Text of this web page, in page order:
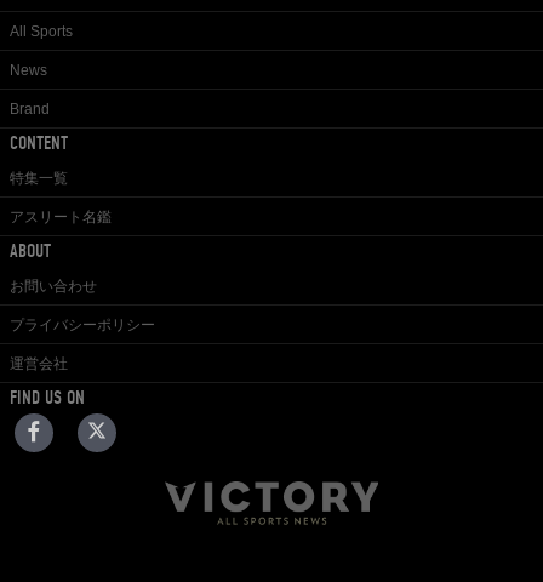
All Sports
News
Brand
CONTENT
特集一覧
アスリート名鑑
ABOUT
お問い合わせ
プライバシーポリシー
運営会社
FIND US ON